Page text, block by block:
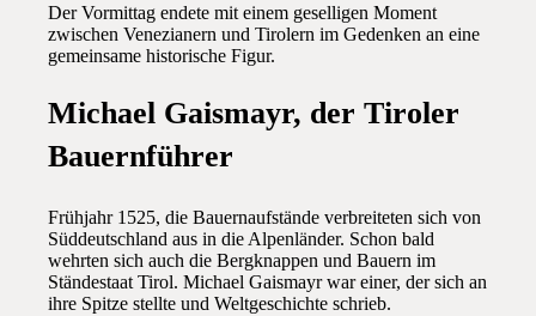
Der Vormittag endete mit einem geselligen Moment
zwischen Venezianern und Tirolern im Gedenken an eine
gemeinsame historische Figur.
Michael Gaismayr, der Tiroler
Bauernführer
Frühjahr 1525, die Bauernaufstände verbreiteten sich von
Süddeutschland aus in die Alpenländer. Schon bald
wehrten sich auch die Bergknappen und Bauern im
Ständestaat Tirol. Michael Gaismayr war einer, der sich an
ihre Spitze stellte und Weltgeschichte schrieb.